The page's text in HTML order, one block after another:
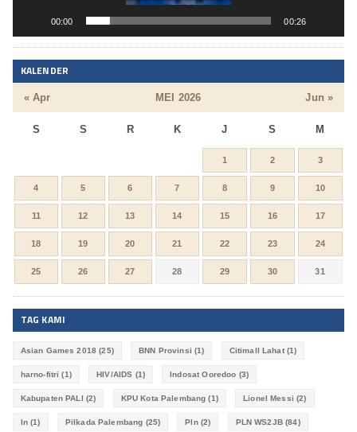
00:00 00:26
KALENDER
MEI 2026
S S R K J S M
« Apr Jun »
1 2 3
4 5 6 7 8 9 10
11 12 13 14 15 16 17
18 19 20 21 22 23 24
25 26 27 28 29 30 31
TAG KAMI
Asian Games 2018 (25) BNN Provinsi (1) Citimall Lahat(1)
harno-fitri (1) HIV/AIDS (1) Indosat Ooredoo (3)
Kabupaten PALI (2) KPU Kota Palembang (1) Lionel Messi (2)
ln (1) Pilkada Palembang (25) Pln(2) PLN WS2JB(84)